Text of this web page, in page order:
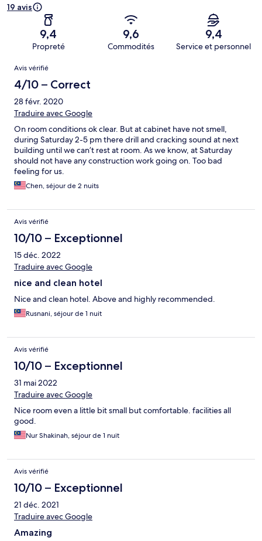
19 avis
9,4
Propreté
9,6
Commodités
9,4
Service et personnel
Avis
Avis vérifié
4/10 – Correct
28 févr. 2020
Traduire avec Google
On room conditions ok clear. But at cabinet have not smell,
during Saturday 2-5 pm there drill and cracking sound at next
building until we can’t rest at room. As we know, at Saturday
should not have any construction work going on. Too bad
feeling for us.
Chen, séjour de 2 nuits
Avis vérifié
10/10 – Exceptionnel
15 déc. 2022
Traduire avec Google
nice and clean hotel
Nice and clean hotel. Above and highly recommended.
Rusnani, séjour de 1 nuit
Avis vérifié
10/10 – Exceptionnel
31 mai 2022
Traduire avec Google
Nice room even a little bit small but comfortable. facilities all
good.
Nur Shakinah, séjour de 1 nuit
Avis vérifié
10/10 – Exceptionnel
21 déc. 2021
Traduire avec Google
Amazing